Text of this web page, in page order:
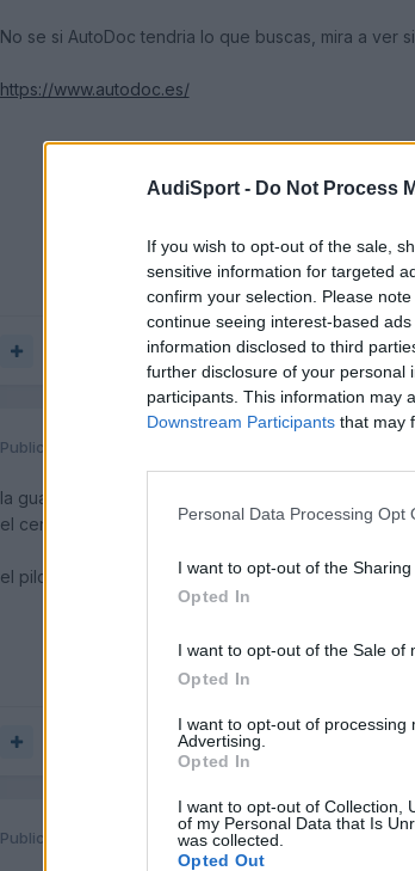
AudiSport - Do Not Process
If you wish to opt-out of the sale,
sensitive information for targeted
confirm your selection. Please
continue seeing interest-based
information disclosed to third
further disclosure of your personal
participants. This information may
Downstream Participants that may
Personal Data Processing Opt
I want to opt-out of the
Opted In
I want to opt-out of the Sale of
Opted In
I want to opt-out of processing
Advertising.
Opted In
I want to opt-out of Collection,
of my Personal Data that Is
was collected.
Opted Out
No se si AutoDoc tendria lo que buscas, mira a ver
https://www.autodoc.es/
Publicado
la guantera sino me equivoco es igual a todos los A4
el cenicero trasero y juego de alfombras idem.
el piloto de freno mira en autodoc u origen y la
Publicado 15 de Marzo del 2019